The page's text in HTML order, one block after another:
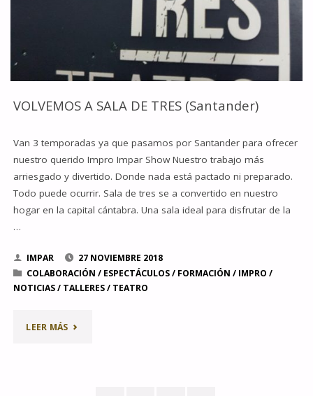
VOLVEMOS A SALA DE TRES (Santander)
Van 3 temporadas ya que pasamos por Santander para ofrecer
nuestro querido Impro Impar Show Nuestro trabajo más
arriesgado y divertido. Donde nada está pactado ni preparado.
Todo puede ocurrir. Sala de tres se a convertido en nuestro
hogar en la capital cántabra. Una sala ideal para disfrutar de la
…
IMPAR
27 NOVIEMBRE 2018
COLABORACIÓN / ESPECTÁCULOS/ FORMACIÓN / IMPRO /
NOTICIAS/ TALLERES/ TEATRO
LEER MÁS"VOLVEMOS